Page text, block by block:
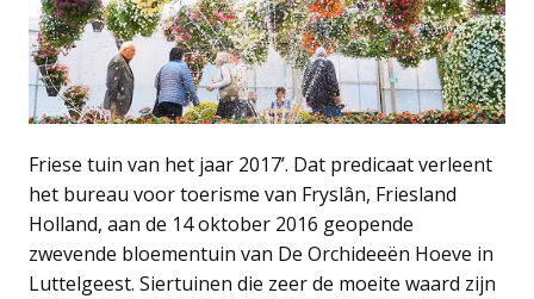
Friese tuin van het jaar 2017’. Dat predicaat verleent
het bureau voor toerisme van Fryslân, Friesland
Holland, aan de 14 oktober 2016 geopende
zwevende bloementuin van De Orchideeën Hoeve in
Luttelgeest. Siertuinen die zeer de moeite waard zijn